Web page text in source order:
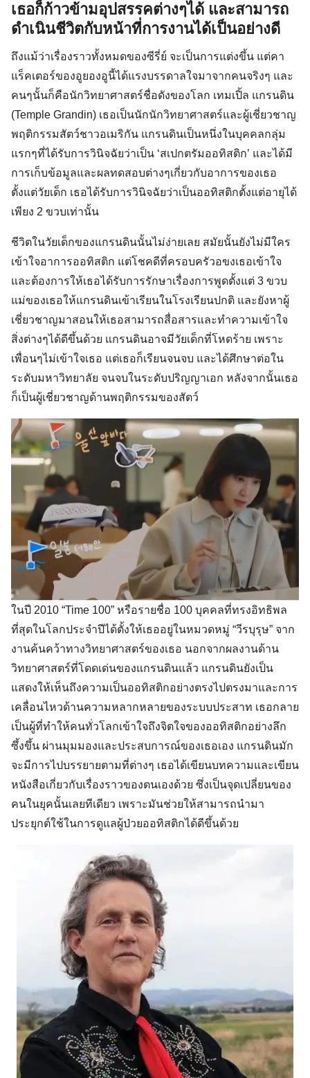
เธอก็ก้าวข้ามอุปสรรคต่างๆได้ และสามารถ
ดำเนินชีวิตกับหน้าที่การงานได้เป็นอย่างดี
ถึงแม้ว่าเรื่องราวทั้งหมดของซีรี่ย์ จะเป็นการแต่งขึ้น แต่คา
แร็คเตอร์ของอูยองอูนี้ได้แรงบรรดาลใจมาจากคนจริงๆ และ
คนๆนั้นก็คือนักวิทยาศาสตร์ชื่อดังของโลก เทมเปิ้ล แกรนดิน
(Temple Grandin) เธอเป็นนักนักวิทยาศาสตร์และผู้เชี่ยวชาญ
พฤติกรรมสัตว์ชาวอเมริกัน แกรนดินเป็นหนึ่งในบุคคลกลุ่ม
แรกๆที่ได้รับการวินิจฉัยว่าเป็น ‘สเปกตรัมออทิสติก’ และได้มี
การเก็บข้อมูลและผลทดสอบต่างๆเกี่ยวกับอาการของเธอ
ตั้งแต่วัยเด็ก เธอได้รับการวินิจฉัยว่าเป็นออทิสติกตั้งแต่อายุได้
เพียง 2 ขวบเท่านั้น
ชีวิตในวัยเด็กของแกรนดินนั้นไม่ง่ายเลย สมัยนั้นยังไม่มีใคร
เข้าใจอาการออทิสติก แต่โชคดีที่ครอบครัวอขงเธอเข้าใจ
และต้องการให้เธอได้รับการรักษาเรื่องการพูดตั้งแต่ 3 ขวบ
แม่ของเธอให้แกรนดินเข้าเรียนในโรงเรียนปกติ และยังหาผู้
เชี่ยวชาญมาสอนให้เธอสามารถสื่อสารและทำความเข้าใจ
สิ่งต่างๆได้ดีขึ้นด้วย แกรนดินอาจมีวัยเด็กที่โหดร้าย เพราะ
เพื่อนๆไม่เข้าใจเธอ แต่เธอก็เรียนจนจบ และได้ศึกษาต่อใน
ระดับมหาวิทยาลัย จนจบในระดับปริญญาเอก หลังจากนั้นเธอ
ก็เป็นผู้เชี่ยวชาญด้านพฤติกรรมของสัตว์
ในปี 2010 “Time 100” หรือรายชื่อ 100 บุคคลที่ทรงอิทธิพล
ที่สุดในโลกประจำปีได้ตั้งให้เธออยู่ในหมวดหมู่ “วีรบุรุษ” จาก
งานค้นคว้าทางวิทยาศาสตร์ของเธอ นอกจากผลงานด้าน
วิทยาศาสตร์ที่โดดเด่นของแกรนดินแล้ว แกรนดินยังเป็น
แสดงให้เห็นถึงความเป็นออทิสติกอย่างตรงไปตรงมาและการ
เคลื่อนไหวด้านความหลากหลายของระบบประสาท เธอกลาย
เป็นผู้ที่ทำให้คนทั่วโลกเข้าใจถึงจิตใจของออทิสติกอย่างลึก
ซึ้งขึ้น ผ่านมุมมองและประสบการณ์ของเธอเอง แกรนดินมัก
จะมีการไปบรรยายตามที่ต่างๆ เธอได้เขียนบทความและเขียน
หนังสือเกี่ยวกับเรื่องราวของตนเองด้วย ซึ่งเป็นจุดเปลี่ยนของ
คนในยุคนั้นเลยทีเดียว เพราะมันช่วยให้สามารถนำมา
ประยุกต์ใช้ในการดูแลผู้ป่วยออทิสติกได้ดีขึ้นด้วย